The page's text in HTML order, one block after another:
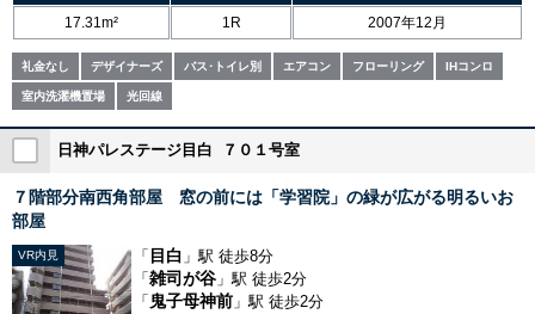
17.31m²
1R 2007年12月
礼金なし デザイナーズ バス･トイレ別 エアコン フローリング IHコンロ
室内洗濯機置場 光回線
日神パレステージ目白 ７０１号室
７階部分南西角部屋 窓の前には「学習院」の緑が広がる明るいお
部屋
VR内見 「 目白 」駅 徒歩8分
「 雑司が谷 」駅 徒歩2分
「 鬼子母神前 」駅 徒歩2分